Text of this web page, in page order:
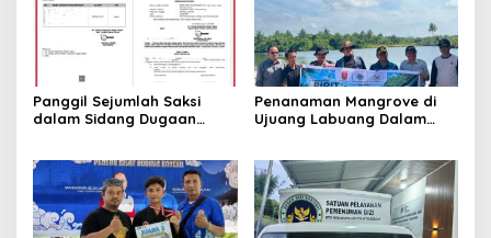
Panggil Sejumlah Saksi
dalam Sidang Dugaan
Penanaman Mangrove di
Ujuang Labuang Dalam